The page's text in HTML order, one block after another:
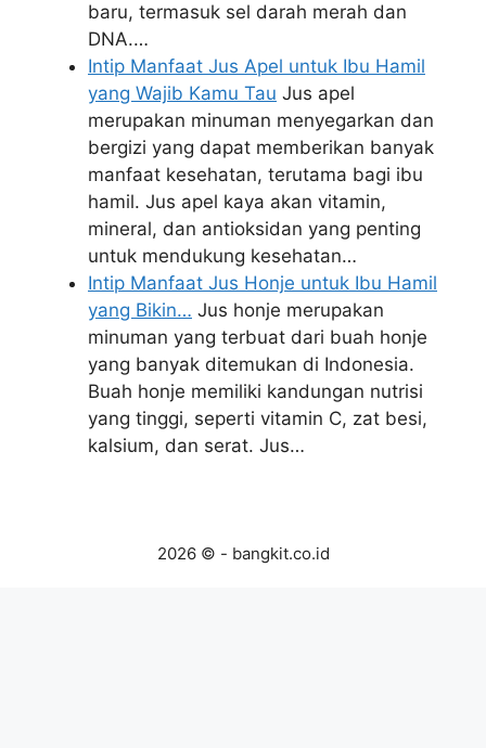
baru, termasuk sel darah merah dan
DNA.…
Intip Manfaat Jus Apel untuk Ibu Hamil
yang Wajib Kamu Tau Jus apel
merupakan minuman menyegarkan dan
bergizi yang dapat memberikan banyak
manfaat kesehatan, terutama bagi ibu
hamil. Jus apel kaya akan vitamin,
mineral, dan antioksidan yang penting
untuk mendukung kesehatan…
Intip Manfaat Jus Honje untuk Ibu Hamil
yang Bikin… Jus honje merupakan
minuman yang terbuat dari buah honje
yang banyak ditemukan di Indonesia.
Buah honje memiliki kandungan nutrisi
yang tinggi, seperti vitamin C, zat besi,
kalsium, dan serat. Jus…
2026 © - bangkit.co.id